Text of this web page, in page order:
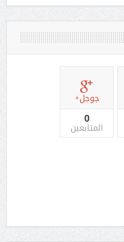
جوجل+
0
المتابعين